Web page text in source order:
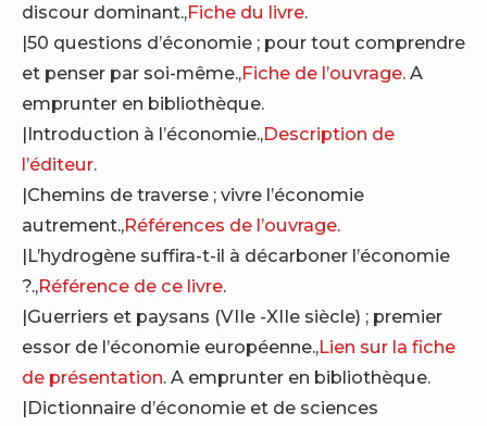
discour dominant.,Fiche du livre.
|50 questions d’économie ; pour tout comprendre
et penser par soi-même.,Fiche de l’ouvrage. A
emprunter en bibliothèque.
|Introduction à l’économie.,Description de
l’éditeur.
|Chemins de traverse ; vivre l’économie
autrement.,Références de l’ouvrage.
|L’hydrogène suffira-t-il à décarboner l’économie
?.,Référence de ce livre.
|Guerriers et paysans (VIIe -XIIe siècle) ; premier
essor de l’économie européenne.,Lien sur la fiche
de présentation. A emprunter en bibliothèque.
|Dictionnaire d’économie et de sciences